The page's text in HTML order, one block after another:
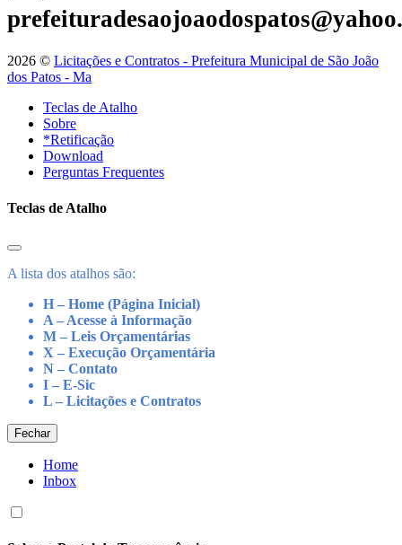
2026 © Licitações e Contratos - Prefeitura Municipal de São João
dos Patos - Ma
Teclas de Atalho
Sobre
*Retificação
Download
Perguntas Frequentes
Teclas de Atalho
A lista dos atalhos são:
H – Home (Página Inicial)
A – Acesse à Informação
M – Leis Orçamentárias
X – Execução Orçamentária
N – Contato
I – E-Sic
L – Licitações e Contratos
Fechar
Home
Inbox